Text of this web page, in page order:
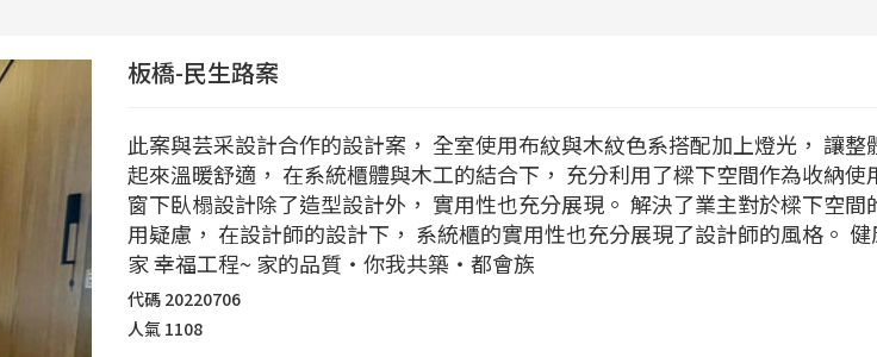
板橋-民生路案
此案與芸采設計合作的設計案， 全室使用布紋與木紋色系搭配加上燈光， 讓整
起來溫暖舒適， 在系統櫃體與木工的結合下， 充分利用了樑下空間作為收納使
窗下臥榻設計除了造型設計外， 實用性也充分展現。 解決了業主對於樑下空間
用疑慮， 在設計師的設計下， 系統櫃的實用性也充分展現了設計師的風格。
家 幸福工程~ 家的品質‧你我共築‧都會族
代碼 20220706
人氣 1108